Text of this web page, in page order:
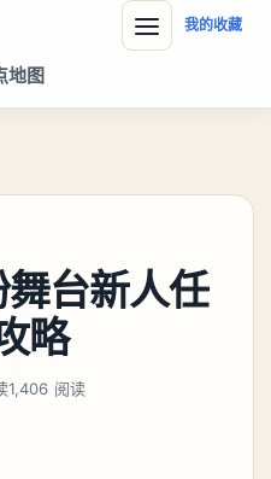
地图
我的收藏
台新人任
略
1,406 阅读